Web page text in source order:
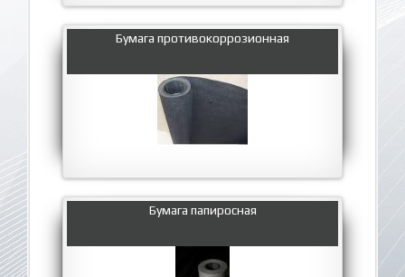
Бумага противокоррозионная
Бумага папиросная